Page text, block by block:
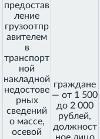
предостав
ление
грузоотпр
авителем
в
транспорт
ной
накладной
недостове
рных
сведений
о массе,
осевой
граждане
— от 1 500
до 2 000
рублей,
должност